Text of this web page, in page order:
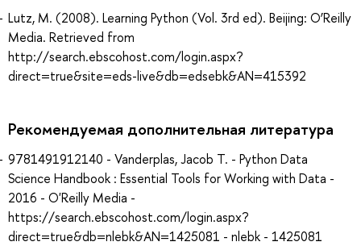
Lutz, M. (2008). Learning Python (Vol. 3rd ed). Beijing: O’Reilly
Media. Retrieved from
http://search.ebscohost.com/login.aspx?
direct=true&site=eds-live&db=edsebk&AN=415392
Рекомендуемая дополнительная литература
9781491912140 - Vanderplas, Jacob T. - Python Data
Science Handbook : Essential Tools for Working with Data -
2016 - O'Reilly Media -
https://search.ebscohost.com/login.aspx?
direct=true&db=nlebk&AN=1425081 - nlebk - 1425081